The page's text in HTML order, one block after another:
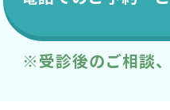
※受診後のご相談